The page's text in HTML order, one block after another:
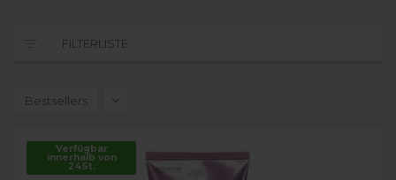
FILTERLISTE
Bestsellers
Verfügbar
innerhalb von
24St.